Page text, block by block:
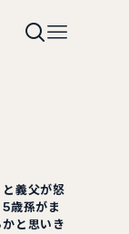
と義父が怒
歳孫がま
と思いき